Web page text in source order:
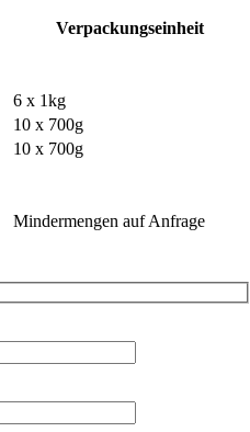
Verpackungseinheit
6 x 1kg
10 x 700g
10 x 700g
Mindermengen auf Anfrage